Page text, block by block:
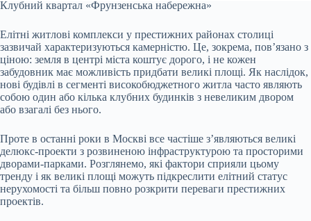
Клубний квартал «Фрунзенська набережна»
Елітні житлові комплекси у престижних районах столиці
зазвичай характеризуються камерністю. Це, зокрема, пов’язано з
ціною: земля в центрі міста коштує дорого, і не кожен
забудовник має можливість придбати великі площі. Як наслідок,
нові будівлі в сегменті високобюджетного житла часто являють
собою один або кілька клубних будинків з невеликим двором
або взагалі без нього.
Проте в останні роки в Москві все частіше з’являються великі
делюкс-проекти з розвиненою інфраструктурою та просторими
дворами-парками. Розглянемо, які фактори сприяли цьому
тренду і як великі площі можуть підкреслити елітний статус
нерухомості та більш повно розкрити переваги престижних
проектів.